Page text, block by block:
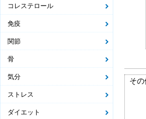
コレステロール
免疫
関節
骨
気分
ストレス
ダイエット
そ